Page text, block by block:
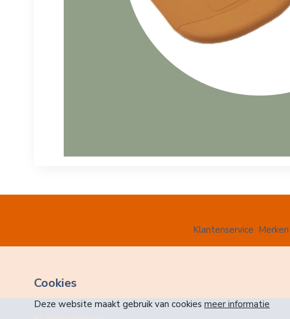
Klantenservice Merken
Cookies
Deze website maakt gebruik van cookies meer informatie